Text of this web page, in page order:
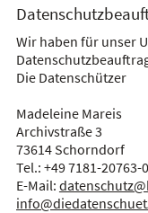
Wir haben für unser
Die Datenschützer
Madeleine Mareis
Archivstraße 3
73614 Schorndorf
Tel.: +49 7181-20763-0
E-Mail: